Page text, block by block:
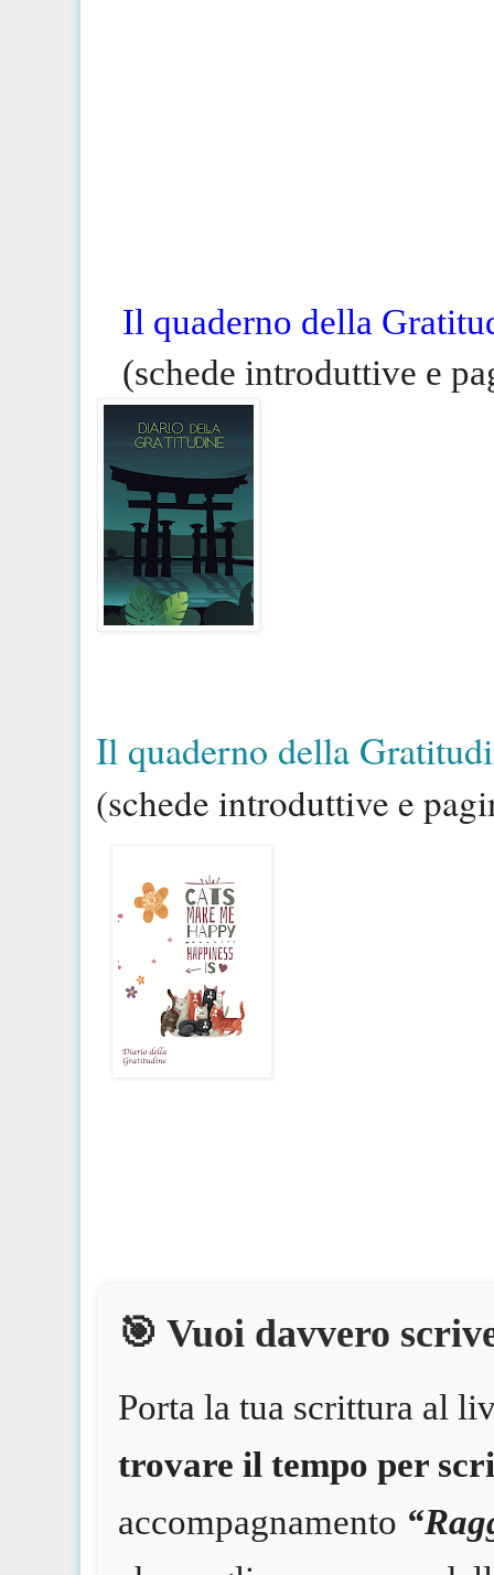
Il quaderno della
(schede introduttive e
Il quaderno della
(schede introduttive e
🎯 Vuoi davvero
Porta la tua scrittura al
trovare il tempo per
accompagnamento